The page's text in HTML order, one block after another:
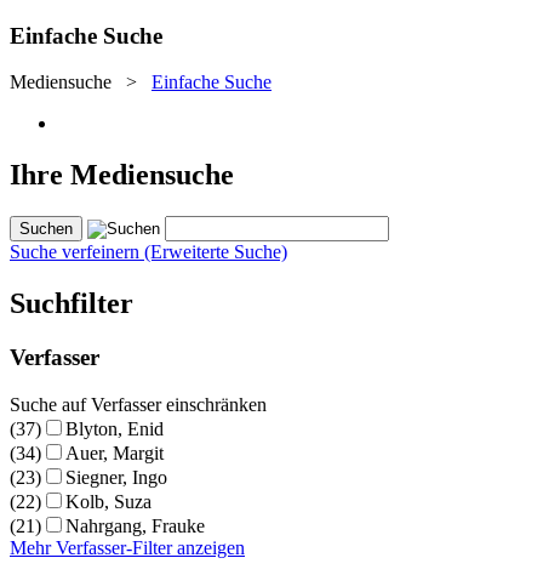
Einfache Suche
Mediensuche > Einfache Suche
Ihre Mediensuche
Suche verfeinern (Erweiterte Suche)
Suchfilter
Verfasser
Suche auf Verfasser einschränken
(37)
Blyton, Enid
(34)
Auer, Margit
(23)
Siegner, Ingo
(22)
Kolb, Suza
(21)
Nahrgang, Frauke
Mehr Verfasser-Filter anzeigen